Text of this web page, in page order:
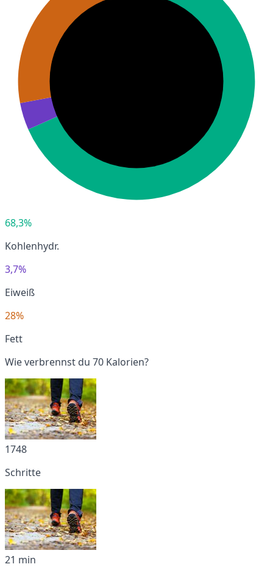
68,3%
Kohlenhydr.
3,7%
Eiweiß
28%
Fett
Wie verbrennst du 70 Kalorien?
1748
Schritte
21 min